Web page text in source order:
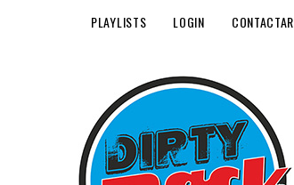
PLAYLISTS LOGIN CONTACTAR